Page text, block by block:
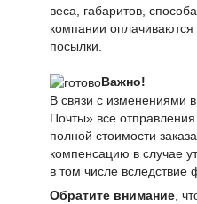
веса, габаритов,
компании
посылки.
Важно!
В связи с изменениями
Почты» все
полной стоимости
компенсацию в случае
в том числе вследствие
Обратите внимание ,